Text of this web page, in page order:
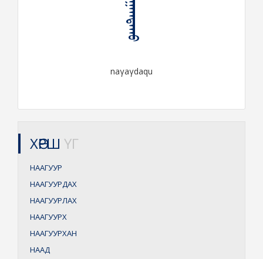
ᠨᠠᠭᠠᠭᠳᠠᠬᠤ
naγaγdaqu
ХӨРШ ҮГ
НААГУУР
НААГУУРДАХ
НААГУУРЛАХ
НААГУУРХ
НААГУУРХАН
НААД